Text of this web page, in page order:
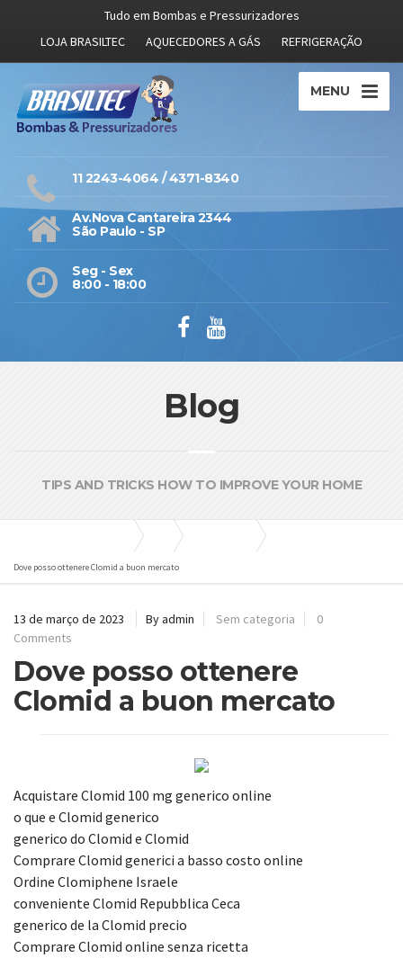
Tudo em Bombas e Pressurizadores
LOJA BRASILTEC
AQUECEDORES A GÁS REFRIGERAÇÃO
MENU
11 2243-4064 / 4371-8340
Av.Nova Cantareira 2344
São Paulo - SP
Seg - Sex
8:00 - 18:00
Blog
TIPS AND TRICKS HOW TO IMPROVE YOUR HOME
Dove posso ottenere Clomid a buon mercato
13 de março de 2023 By admin Sem categoria
0
Comments
Dove posso ottenere
Clomid a buon mercato
Acquistare Clomid 100 mg generico online
o que e Clomid generico
generico do Clomid e Clomid
Comprare Clomid generici a basso costo online
Ordine Clomiphene Israele
conveniente Clomid Repubblica Ceca
generico de la Clomid precio
Comprare Clomid online senza ricetta